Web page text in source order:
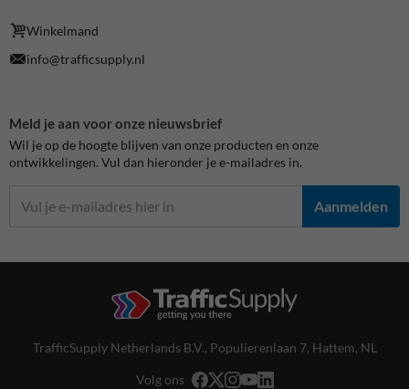
Winkelmand
info@trafficsupply.nl
Meld je aan voor onze nieuwsbrief
Wil je op de hoogte blijven van onze producten en onze
ontwikkelingen. Vul dan hieronder je e-mailadres in.
Aanmelden
TrafficSupply Netherlands B.V., Populierenlaan 7, Hattem, NL
Volg ons